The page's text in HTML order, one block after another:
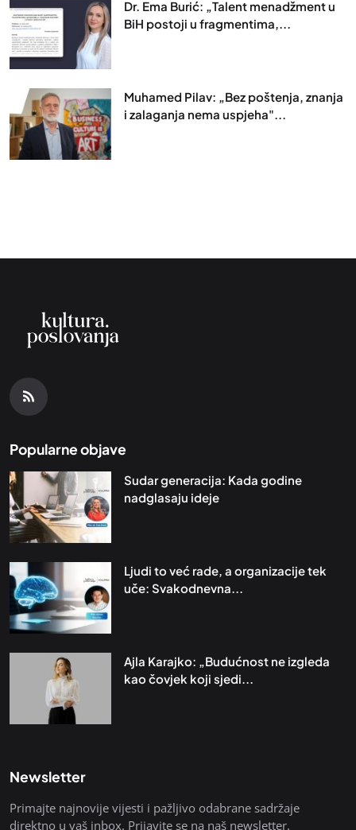
Dr. Ema Burić: „Talent menadžment u
BiH postoji u fragmentima,...
Muhamed Pilav: „Bez poštenja, znanja
i zalaganja nema uspjeha"...
Popularne objave
Sudar generacija: Kada godine
nadglasaju ideje
Ljudi to već rade, a organizacije tek
uče: Svakodnevna...
Ajla Karajko: „Budućnost ne izgleda
kao čovjek koji sjedi...
Newsletter
Primajte najnovije vijesti i pažljivo odabrane sadržaje
direktno u vaš inbox. Prijavite se na naš newsletter.